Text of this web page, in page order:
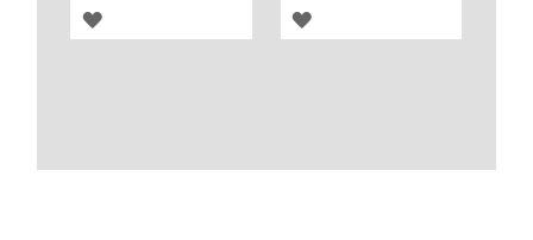
AGREGAR
AGREGAR